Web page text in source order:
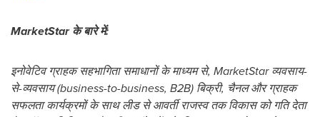
MarketStar के बारे में:
इनोवेटिव ग्राहक सहभागिता समाधानों के माध्यम से, MarketStar व्यवसाय-
से-व्यवसाय (business-to-business, B2B) बिक्री, चैनल और ग्राहक
सफलता कार्यक्रमों के साथ लीड से आवर्ती राजस्व तक विकास को गति देता